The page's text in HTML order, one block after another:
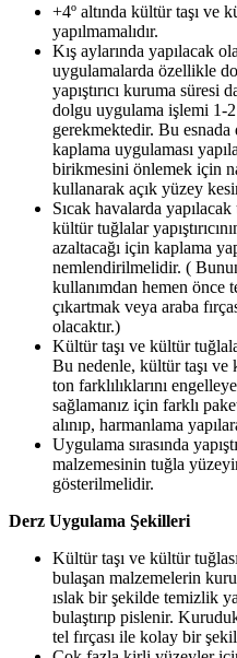
+4º altında kültür taşı ve
yapılmamalıdır.
Kış aylarında yapılacak
uygulamalarda özellikle
yapıştırıcı kuruma süresi
dolgu uygulama işlemi 1-2
gerekmektedir. Bu esnada
kaplama uygulaması
birikmesini önlemek için
kullanarak açık yüzey
Sıcak havalarda
kültür tuğlalar
azaltacağı için kaplama
nemlendirilmelidir. (
kullanımdan hemen önce
çıkartmak veya araba
olacaktır.)
Kültür taşı ve kültür
Bu nedenle, kültür taşı ve
ton farklılıklarını
sağlamanız için farklı
alınıp, harmanlama
Uygulama sırasında
malzemesinin tuğla
gösterilmelidir.
Derz Uygulama Şekilleri
Kültür taşı ve kültür
bulaşan malzemelerin
ıslak bir şekilde temizlik
bulaştırıp pislenir.
tel fırçası ile kolay bir